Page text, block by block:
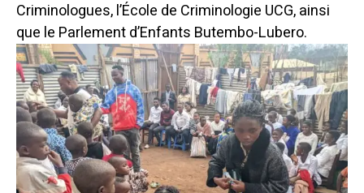
Criminologues, l’École de Criminologie UCG, ainsi
que le Parlement d’Enfants Butembo-Lubero.